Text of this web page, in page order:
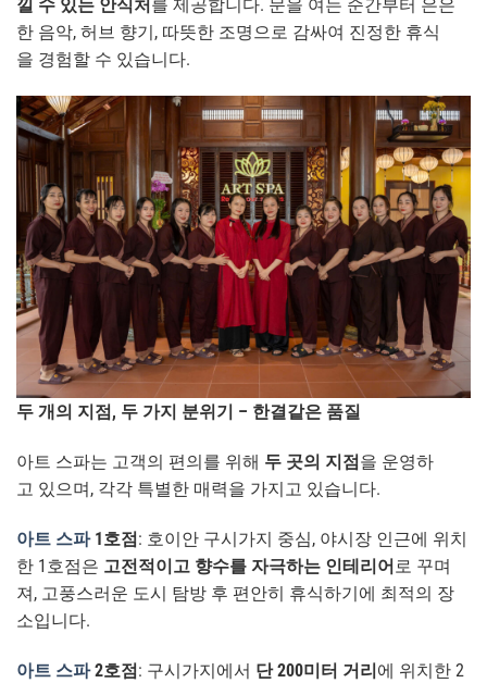
낄 수 있는 안식처 를 제공합니다. 문을 여는 순간부터 은은
한 음악, 허브 향기, 따뜻한 조명으로 감싸여 진정한 휴식
을 경험할 수 있습니다.
두 개의 지점, 두 가지 분위기 – 한결같은 품질
아트 스파는 고객의 편의를 위해 두 곳의 지점 을 운영하
고 있으며, 각각 특별한 매력을 가지고 있습니다.
아트 스파 1호점: 호이안 구시가지 중심, 야시장 인근에 위치
한 1호점은 고전적이고 향수를 자극하는 인테리어로 꾸며
져, 고풍스러운 도시 탐방 후 편안히 휴식하기에 최적의 장
소입니다.
아트 스파2호점: 구시가지에서 단 200미터 거리에 위치한 2